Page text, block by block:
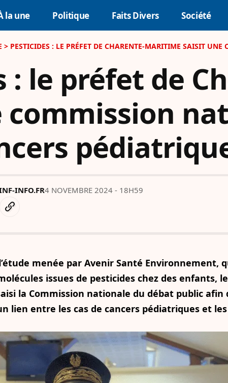
la une Politique Faits Divers Société
> PESTICIDES : LE PRÉFET DE CHARENTE-MARITIME SAISIT
: le préfet de
INFO.FR4 NOVEMBRE 2024 - 18H59
menée par Avenir Santé Environnement,
issues de pesticides chez des enfants,
la Commission nationale du débat public afin
lien entre les cas de cancers pédiatriques et les